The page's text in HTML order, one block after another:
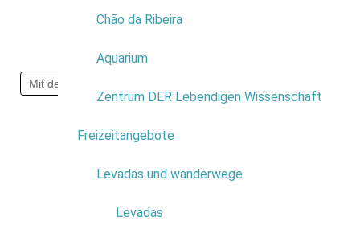
Chão da Ribeira
Aquarium
Zentrum DER Lebendigen Wissenschaft
Freizeitangebote
Levadas und wanderwege
Levadas